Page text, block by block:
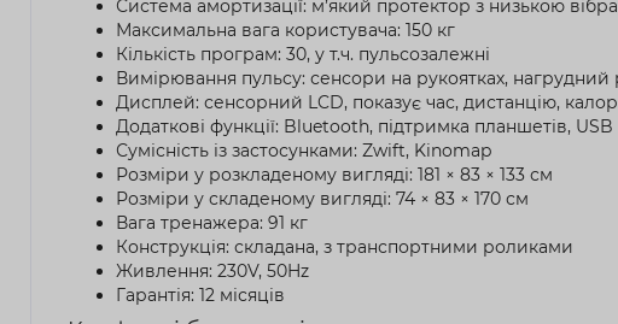
Система амортизації: м’який протектор з низькою
Максимальна вага користувача: 150 кг
Кількість програм: 30, у т.ч. пульсозалежні
Вимірювання пульсу: сенсори на рукоятках, нагрудний
Дисплей: сенсорний LCD, показує час, дистанцію,
Додаткові функції: Bluetooth, підтримка планшетів, USB
Сумісність із застосунками: Zwift, Kinomap
Розміри у розкладеному вигляді: 181 × 83 × 133 см
Розміри у складеному вигляді: 74 × 83 × 170 см
Вага тренажера: 91 кг
Конструкція: складана, з транспортними роликами
Живлення: 230V, 50Hz
Гарантія: 12 місяців